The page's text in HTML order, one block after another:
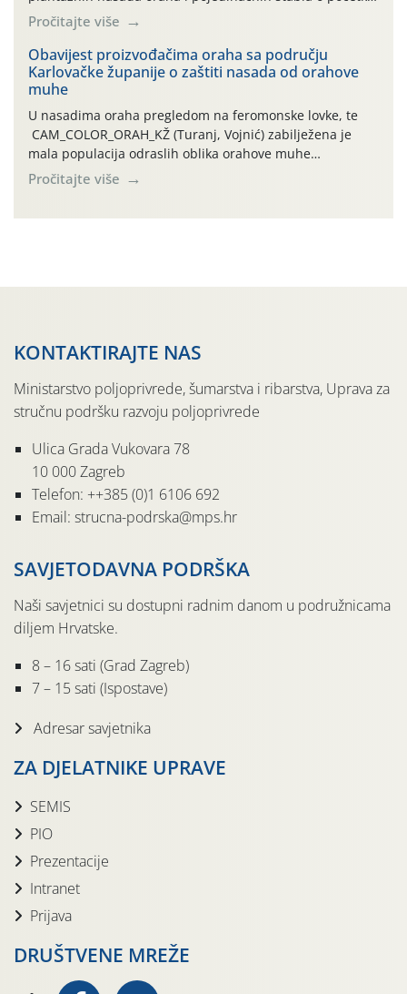
leta i ovogodišnjoj potrebi usmjerenog suzbijanja
orahove muhe (Rhagoletis completa)! Već dvanaest dana
traje drugi ovogodišnji “toplinski udar”, koji naročito
izražen zadnja šest dana (31.7.-05.8.), jer najviše
temperature zraka svakodnevno […]
Pročitajte više
Obavijest proizvođačima oraha sa području
Karlovačke županije o zaštiti nasada od orahove
muhe
U nasadima oraha pregledom na feromonske lovke, te
CAM_COLOR_ORAH_KŽ (Turanj, Vojnić) zabilježena je
mala populacija odraslih oblika orahove muhe
(Rhagoletis completa). Niska brojnost može se objasniti
činjenicom da je riječ o mladim nasadima s vrlo malim
Pročitajte više
KONTAKTIRAJTE NAS
Ministarstvo poljoprivrede, šumarstva i ribarstva, Uprava za
stručnu podršku razvoju poljoprivrede
Ulica Grada Vukovara 78
10 000 Zagreb
Telefon: ++385 (0)1 6106 692
Email: strucna-podrska@mps.hr
SAVJETODAVNA PODRŠKA
Naši savjetnici su dostupni radnim danom u podružnicama
diljem Hrvatske.
8 – 16 sati (Grad Zagreb)
7 – 15 sati (Ispostave)
Adresar savjetnika
ZA DJELATNIKE UPRAVE
SEMIS
PIO
Prezentacije
Intranet
Prijava
DRUŠTVENE MREŽE